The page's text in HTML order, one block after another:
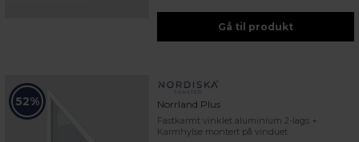
Gå til produkt
52% Norrland Plus
Fastkarmt vinklet aluminium 2-lags +
Karmhylse montert på vinduet